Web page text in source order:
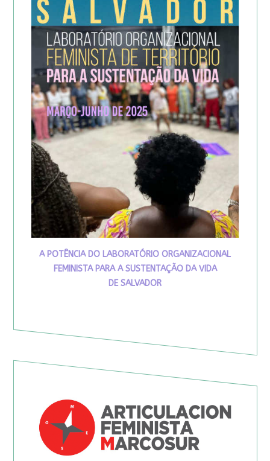
A POTÊNCIA DO LABORATÓRIO ORGANIZACIONAL
FEMINISTA PARA A SUSTENTAÇÃO DA VIDA
DE SALVADOR